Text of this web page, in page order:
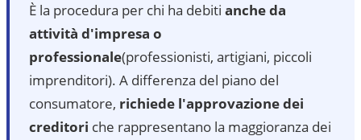
È la procedura per chi ha debiti anche da
attività d'impresa o
professionale(professionisti, artigiani, piccoli
imprenditori). A differenza del piano del
consumatore, richiede l'approvazione dei
creditori che rappresentano la maggioranza dei